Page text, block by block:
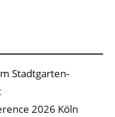
Stadtgarten-
2026 Köln